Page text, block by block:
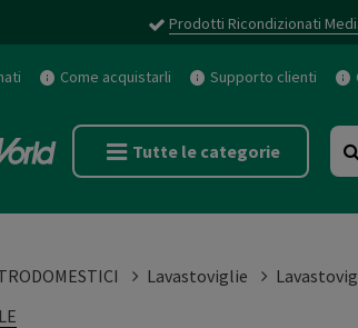
Prodotti Ricondizionati
Come acquistarli Supporto clienti
Tutte le categorie
Lavastoviglie